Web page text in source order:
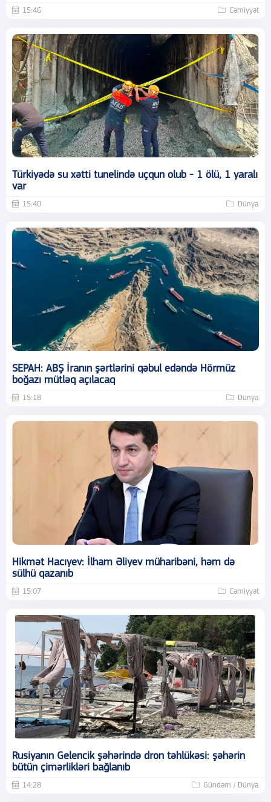
15:46 Cəmiyyət
Türkiyədə su xətti tunelində uçqun olub - 1 ölü, 1 yaralı
var
15:40 Dünya
SEPAH: ABŞ İranın şərtlərini qəbul edəndə Hörmüz
boğazı mütləq açılacaq
15:18 Dünya
Hikmət Hacıyev: İlham Əliyev müharibəni, həm də
sülhü qazanıb
15:07 Cəmiyyət
Rusiyanın Gelencik şəhərində dron təhlükəsi: şəhərin
bütün çimərlikləri bağlanıb
14:28 Gündəm / Dünya